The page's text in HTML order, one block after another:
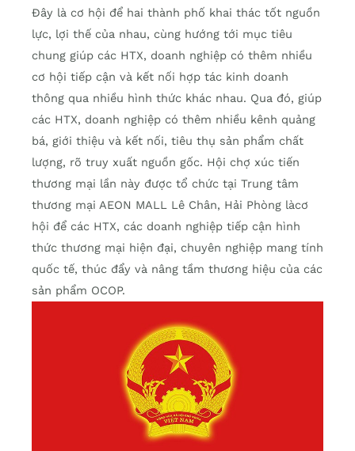
Đây là cơ hội để hai thành phố khai thác tốt nguồn
lực, lợi thế của nhau, cùng hướng tới mục tiêu
chung giúp các HTX, doanh nghiệp có thêm nhiều
cơ hội tiếp cận và kết nối hợp tác kinh doanh
thông qua nhiều hình thức khác nhau. Qua đó, giúp
các HTX, doanh nghiệp có thêm nhiều kênh quảng
bá, giới thiệu và kết nối, tiêu thụ sản phẩm chất
lượng, rõ truy xuất nguồn gốc. Hội chợ xúc tiến
thương mại lần này được tổ chức tại Trung tâm
thương mại AEON MALL Lê Chân, Hải Phòng làcơ
hội để các HTX, các doanh nghiệp tiếp cận hình
thức thương mại hiện đại, chuyên nghiệp mang tính
quốc tế, thúc đẩy và nâng tầm thương hiệu của các
sản phẩm OCOP.